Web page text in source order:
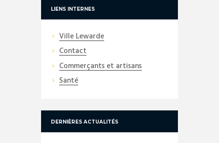
LIENS INTERNES
Ville Lewarde
Contact
Commerçants et artisans
Santé
DERNIÈRES ACTUALITÉS